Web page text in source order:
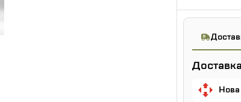
Нова